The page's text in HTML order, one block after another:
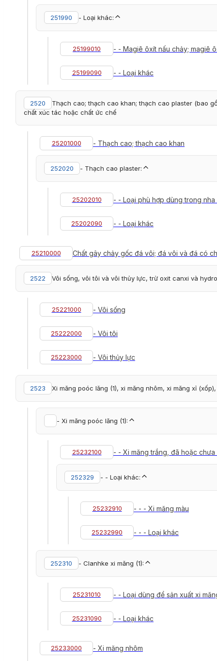
251990 - Loại khác:
25199010 - - Magiê ôxít nấu chảy; magiê
25199090 - - Loại khác
2520
Thạch cao; thạch cao khan; thạch cao plaster (bao
chất xúc tác hoặc chất ức chế
25201000 - Thạch cao; thạch cao khan
252020 - Thạch cao plaster:
25202010 - - Loại phù hợp dùng trong nha
25202090 - - Loại khác
25210000 Chất gây chảy gốc đá vôi; đá vôi và đá có
2522 Vôi sống, vôi tôi và vôi thủy lực, trừ oxit canxi và
25221000 - Vôi sống
25222000 - Vôi tôi
25223000 - Vôi thủy lực
2523 Xi măng poóc lăng (1), xi măng nhôm, xi măng xỉ
- Xi măng poóc lăng (1):
25232100 - - Xi măng trắng, đã hoặc chưa
252329 - - Loại khác:
25232910 - - - Xi măng màu
25232990 - - - Loại khác
252310 - Clanhke xi măng (1):
25231010 - - Loại dùng để sản xuất xi
25231090 - - Loại khác
25233000 - Xi măng nhôm